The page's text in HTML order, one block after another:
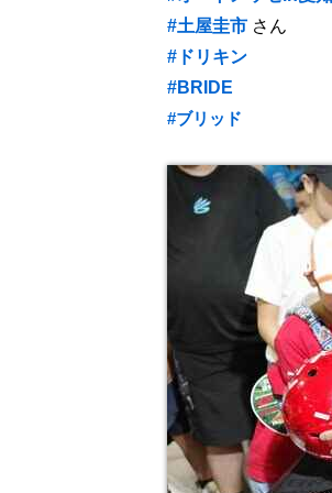
#土屋圭市 さん
#ドリキン
#BRIDE
#ブリッド